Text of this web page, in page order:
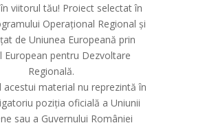
viitorul tău! Proiect selectat în
Operațional Regional și
de Uniunea Europeană prin
European pentru Dezvoltare
Regională.
acestui material nu reprezintă în
poziția oficială a Uniunii
sau a Guvernului României